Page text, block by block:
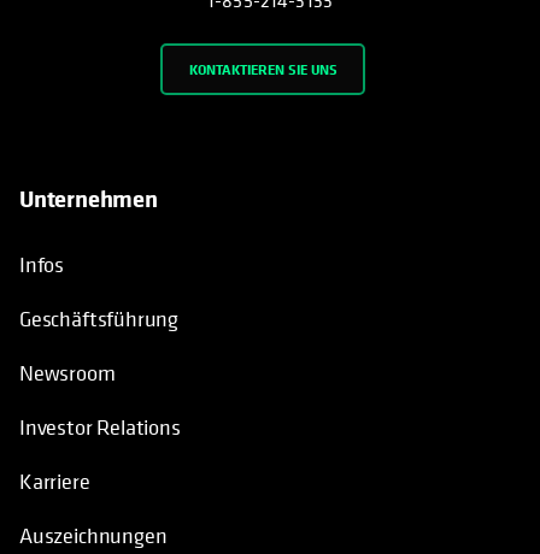
KONTAKTIEREN SIE UNS
Unternehmen
Infos
Geschäftsführung
Newsroom
Investor Relations
Karriere
Auszeichnungen